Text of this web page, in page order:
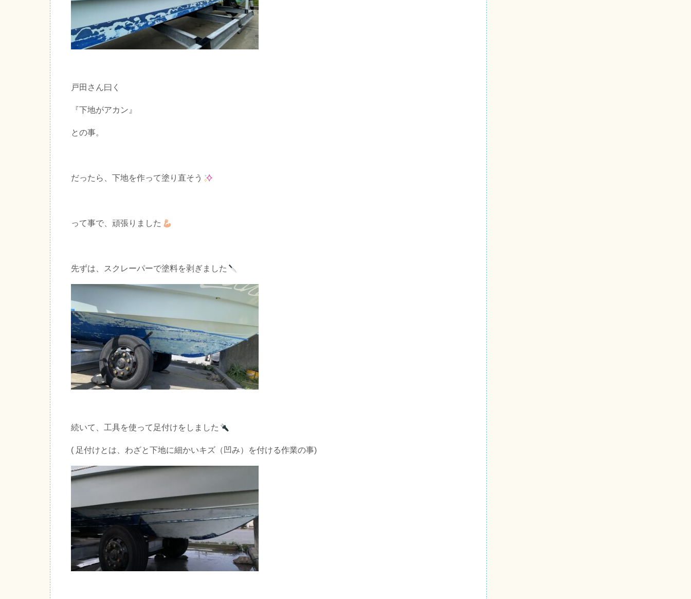
戸田さん曰く
『下地がアカン』
との事。
だったら、下地を作って塗り直そう
って事で、頑張りました
先ずは、スクレーパーで塗料を剥ぎました
続いて、工具を使って足付けをしました
( 足付けとは、わざと下地に細かいキズ（凹み）を付ける作業の事)